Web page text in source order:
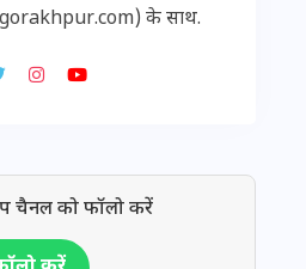
के साथ.
चैनल को फॉलो करें